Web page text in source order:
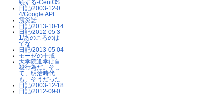
続する-CentOS
日記/2003-12-0
4/Google API
震災話
日記/2013-10-14
日記/2012-05-3
1/あのころのは
てな
日記/2013-05-04
モーゼの十戒
大学院進学は自
殺行為だ。そし
て、明治時代
も、そうだった
日記/2003-12-18
日記/2012-09-0